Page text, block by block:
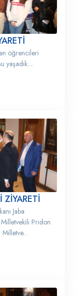
öğrencileri
yaşadık....
ZİYARETİ
Jaba
Pridon